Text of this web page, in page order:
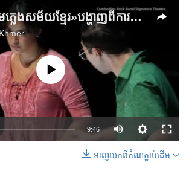
រឿង​ល្ខោន​«ក្រុម​ភ្លេង​សម័យ​ខ្មែរ‍»​បង្ហាញ​ពី​ការ​តស៊ូ​របស់​ពលរដ្ឋ​កម្ពុជា
source currently available
9:46
ទាញ​យក​ពី​តំណភ្ជាប់​ដើម